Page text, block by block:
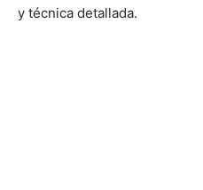
y técnica detallada​.